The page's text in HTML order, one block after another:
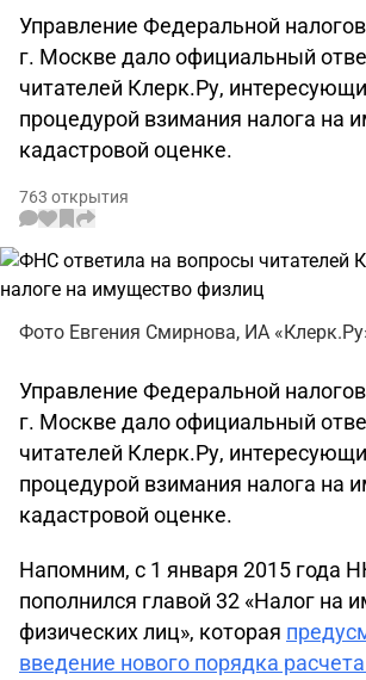
Управление Федеральной
г. Москве дало официальный
читателей Клерк.Ру,
процедурой взимания налога на
кадастровой оценке.
763 открытия
Фото Евгения Смирнова, ИА
Управление Федеральной
г. Москве дало официальный
читателей Клерк.Ру,
процедурой взимания налога на
кадастровой оценке.
Напомним, с 1 января 2015 года
пополнился главой 32 «Налог на
физических лиц», которая
введение нового порядка